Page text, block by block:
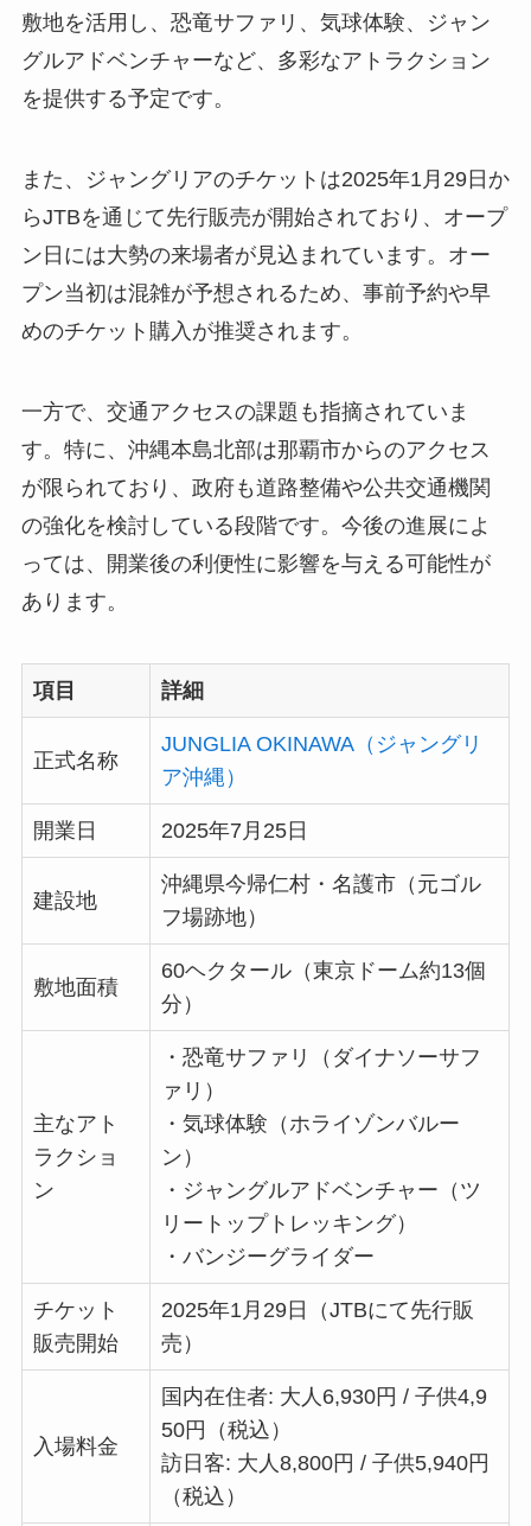
敷地を活用し、恐竜サファリ、気球体験、ジャン
グルアドベンチャーなど、多彩なアトラクション
を提供する予定です。
また、ジャングリアのチケットは2025年1月29日か
らJTBを通じて先行販売が開始されており、オープ
ン日には大勢の来場者が見込まれています。オー
プン当初は混雑が予想されるため、事前予約や早
めのチケット購入が推奨されます。
一方で、交通アクセスの課題も指摘されていま
す。特に、沖縄本島北部は那覇市からのアクセス
が限られており、政府も道路整備や公共交通機関
の強化を検討している段階です。今後の進展によ
っては、開業後の利便性に影響を与える可能性が
あります。
項目 詳細
正式名称
JUNGLIA OKINAWA（ジャングリ
ア沖縄）
開業日 2025年7月25日
建設地
沖縄県今帰仁村・名護市（元ゴル
フ場跡地）
敷地面積
60ヘクタール（東京ドーム約13個
分）
主なアト
ラクショ
ン
・恐竜サファリ（ダイナソーサフ
ァリ）
・気球体験（ホライゾンバルー
ン）
・ジャングルアドベンチャー（ツ
リートップトレッキング）
・バンジーグライダー
チケット
販売開始
2025年1月29日（JTBにて先行販
売）
入場料金
国内在住者: 大人6,930円 / 子供4,9
50円（税込）
訪日客: 大人8,800円 / 子供5,940円
（税込）